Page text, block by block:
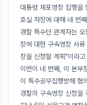
대통령 체포영장 집행을
호실 차장에 대해 네 번
경찰 특수단 관계자는
장에 대한 구속영장 서
장을 신청할 계획"이라
이번이 네 번째, 이 본부
이 특수공무집행방해 혐
경찰의 구속영장 신청을